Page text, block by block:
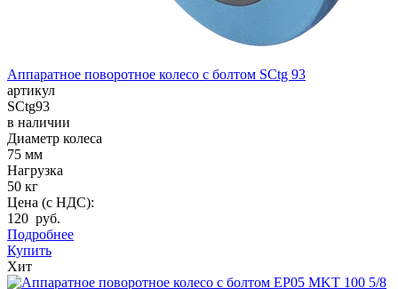
Аппаратное поворотное колесо с болтом SCtg 93
артикул
SCtg93
в наличии
Диаметр колеса
75 мм
Нагрузка
50 кг
Цена (с НДС):
120 руб.
Подробнее
Купить
Хит